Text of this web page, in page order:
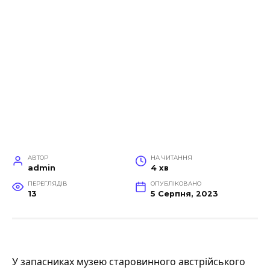
АВТОР
admin
НА ЧИТАННЯ
4 хв
ПЕРЕГЛЯДІВ
13
ОПУБЛІКОВАНО
5 Серпня, 2023
У запасниках музею старовинного австрійського